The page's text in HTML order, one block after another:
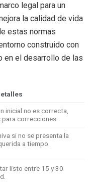
legal para un
la calidad de vida
estas normas
construido con
en el desarrollo de las
inicial no es correcta,
correcciones.
si no se presenta la
a tiempo.
listo entre 15 y 30